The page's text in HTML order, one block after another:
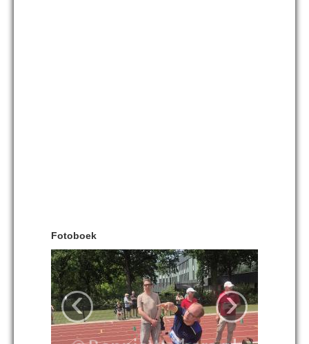
Fotoboek
‹ ›